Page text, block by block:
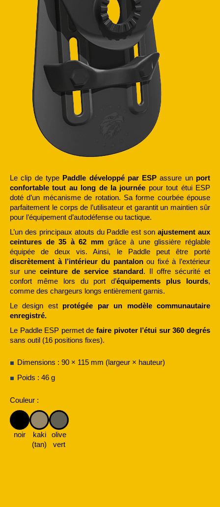
Le clip de type Paddle développé par ESP assure un port
confortable tout au long de la journée pour tout étui ESP
doté d’un mécanisme de rotation. Sa forme courbée épouse
parfaitement le corps de l’utilisateur et garantit un maintien sûr
pour l’équipement d’autodéfense ou tactique.
L’un des principaux atouts du Paddle est sonajustement aux
ceintures de 35 à 62 mm grâce à une glissière réglable
équipée de deux vis. Ainsi, le Paddle peut être porté
discrètement à l’intérieur du pantalonou fixé à l’extérieur
sur uneceinture de service standard. Il offre sécurité et
confort même lors du port d’équipements plus lourds,
comme des chargeurs longs entièrement garnis.
Le design est protégée par un modèle communautaire
enregistré.
Le Paddle ESP permet de faire pivoter l’étui sur 360 degrés
sans outil (16 positions fixes).
Dimensions : 90 × 115 mm (largeur × hauteur)
Poids : 46 g
Couleur :
noir
kaki
(tan)
olive
vert